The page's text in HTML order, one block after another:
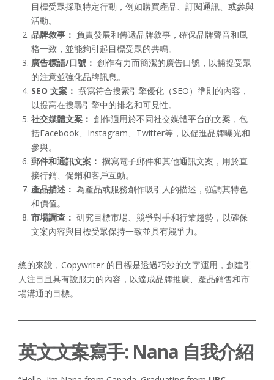
目標受眾採取特定行動，例如購買產品、訂閱通訊、或參與
活動。
品牌敘事： 負責發展和傳遞品牌敘事，確保品牌聲音和風
格一致，並能夠引起目標受眾的共鳴。
廣告標語/口號： 創作有力而簡潔的廣告口號，以捕捉受眾
的注意並強化品牌訊息。
SEO 文案： 撰寫符合搜索引擎優化（SEO）準則的內容，
以提高在搜尋引擎中的排名和可見性。
社交媒體文案： 創作適用於不同社交媒體平台的文案，包
括Facebook、Instagram、Twitter等，以促進品牌曝光和
參與。
郵件和通訊文案： 撰寫電子郵件和其他通訊文案，用於直
接行銷、促銷和客戶互動。
產品描述： 為產品或服務創作吸引人的描述，強調其特色
和價值。
市場調查： 研究目標市場、競爭對手和行業趨勢，以確保
文案內容與目標受眾保持一致並具有競爭力。
總的來說，Copywriter 的目標是透過巧妙的文字運用，創建引
人注目且具有說服力的內容，以達成品牌推廣、產品銷售和市
場溝通的目標。
英文文案寫手: Nana 自我介紹